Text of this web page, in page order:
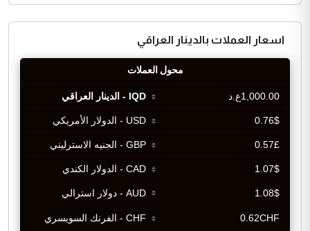
اسعار العملات بالدينار العراقي